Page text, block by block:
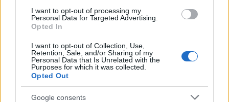
I want to opt-out of processing my
Personal Data for Targeted Advertising.
Opted In
I want to opt-out of Collection, Use,
Retention, Sale, and/or Sharing of my
Personal Data that Is Unrelated with the
Purposes for which it was collected.
Opted Out
Google consents
Cotización de Bitcoin hoy: análisis del mercado y tendencias
FINANCIACIÓN